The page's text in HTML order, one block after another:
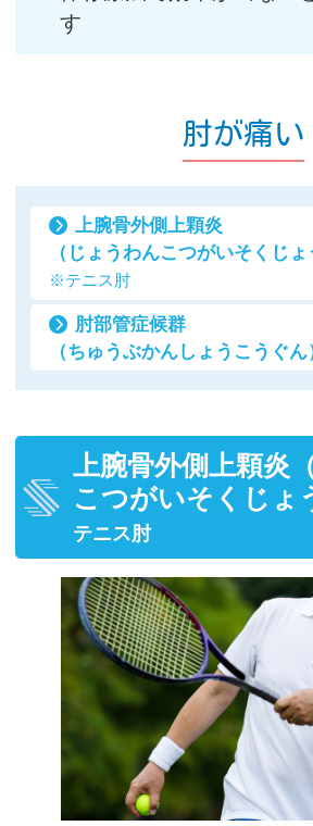
す
肘が痛い
上腕骨外側上顆炎
（じょうわんこつがいそくじょ
※テニス肘
肘部管症候群
（ちゅうぶかんしょうこうぐん
上腕骨外側上顆炎
こつがいそくじょ
テニス肘